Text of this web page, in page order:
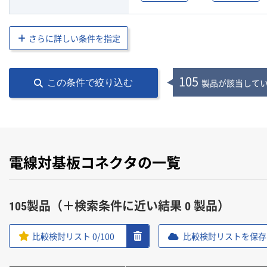
さらに詳しい条件を指定
この条件で絞り込む 105 製品が該当して
電線対基板コネクタの一覧
105製品（＋検索条件に近い結果 0 製品）
比較検討リスト 0/100 比較検討リストを保存